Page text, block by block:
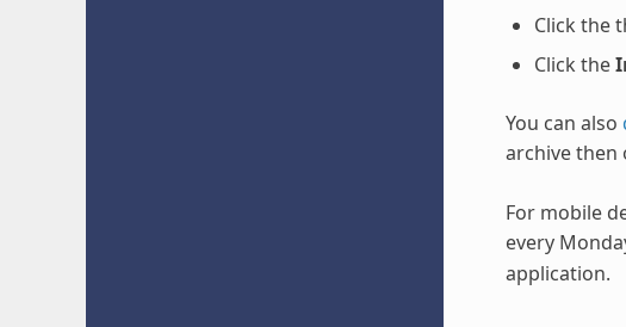
Click the
Click the
You can also
archive then
For mobile
every
application.